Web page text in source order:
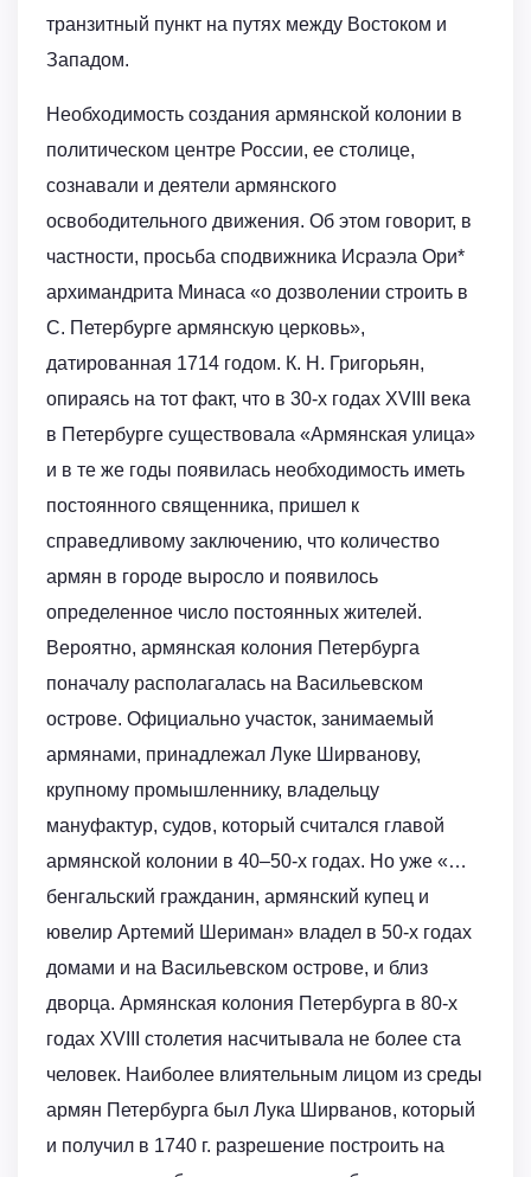
транзитный пункт на путях между Востоком и
Западом.
Необходимость создания армянской колонии в
политическом центре России, ее столице,
сознавали и деятели армянского
освободительного движения. Об этом говорит, в
частности, просьба сподвижника Исраэла Ори*
архимандрита Минаса «о дозволении строить в
С. Петербурге армянскую церковь»,
датированная 1714 годом. К. Н. Григорьян,
опираясь на тот факт, что в 30-х годах XVIII века
в Петербурге существовала «Армянская улица»
и в те же годы появилась необходимость иметь
постоянного священника, пришел к
справедливому заключению, что количество
армян в городе выросло и появилось
определенное число постоянных жителей.
Вероятно, армянская колония Петербурга
поначалу располагалась на Васильевском
острове. Официально участок, занимаемый
армянами, принадлежал Луке Ширванову,
крупному промышленнику, владельцу
мануфактур, судов, который считался главой
армянской колонии в 40–50-х годах. Но уже «…
бенгальский гражданин, армянский купец и
ювелир Артемий Шериман» владел в 50-х годах
домами и на Васильевском острове, и близ
дворца. Армянская колония Петербурга в 80-х
годах XVIII столетия насчитывала не более ста
человек. Наиболее влиятельным лицом из среды
армян Петербурга был Лука Ширванов, который
и получил в 1740 г. разрешение построить на